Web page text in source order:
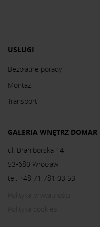
USŁUGI
Bezpłatne porady
Montaż
Transport
GALERIA WNĘTRZ DOMAR
ul. Braniborska 14
53-680 Wrocław
tel. +48 71 781 03 53